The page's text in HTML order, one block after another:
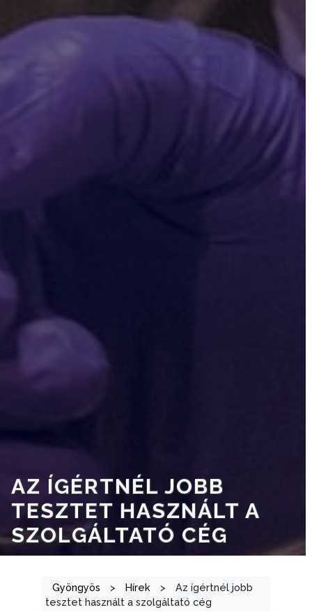
AZ ÍGÉRTNÉL JOBB
TESZTET HASZNÁLT A
SZOLGÁLTATÓ CÉG
Gyöngyös > Hírek >
Az ígértnél jobb
tesztet használt a szolgáltató cég